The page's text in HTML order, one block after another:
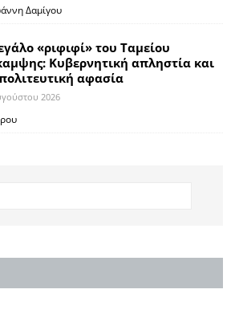
Δαμίγου
«ριφιφί» του Ταμείου
Κυβερνητική απληστία και
αφασία
2026